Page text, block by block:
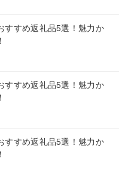
すすめ返礼品5選！魅力か
すすめ返礼品5選！魅力か
すすめ返礼品5選！魅力か